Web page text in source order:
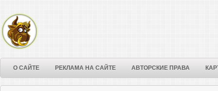
О САЙТЕ РЕКЛАМА НА САЙТЕ АВТОРСКИЕ ПРАВА